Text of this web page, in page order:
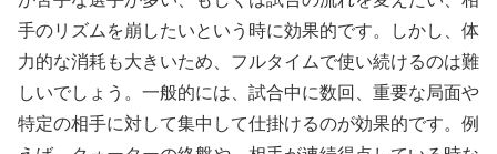
手のリズムを崩したいという時に効果的です。しかし、体
力的な消耗も大きいため、フルタイムで使い続けるのは難
しいでしょう。一般的には、試合中に数回、重要な局面や
特定の相手に対して集中して仕掛けるのが効果的です。例